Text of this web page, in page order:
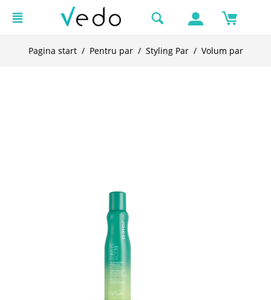
Pagina start / Pentru par / Styling Par / Volum par